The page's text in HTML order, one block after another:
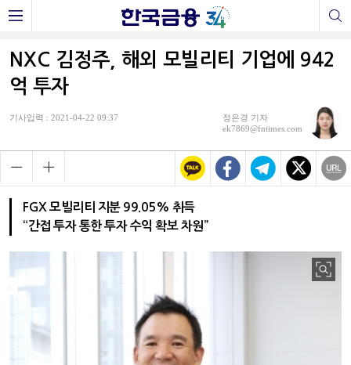
NXC 김정주, 해외 모빌리티 기업에 942
억 투자
기사입력 : 2021-04-22 09:37
정은경 기자
ek7869@fntimes.com
FGX 모빌리티 지분 99.05% 취득
“간접 투자 통한 투자 수익 확보 차원”